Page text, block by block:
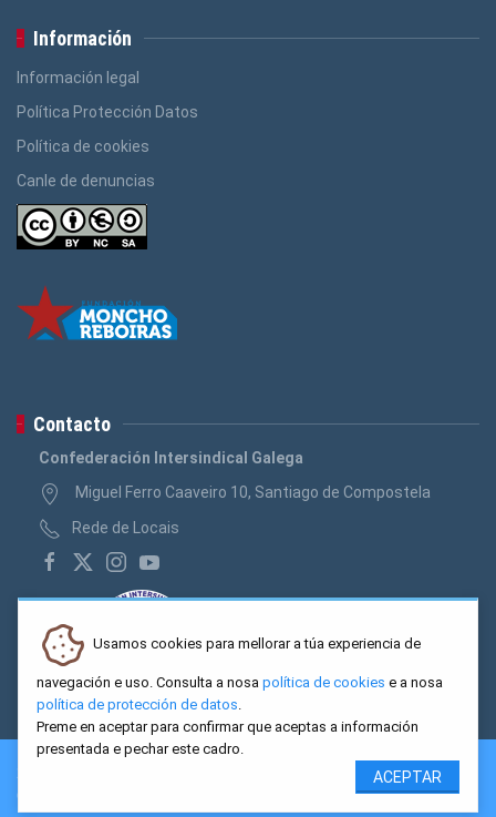
Información
Información legal
Política Protección Datos
Política de cookies
Canle de denuncias
Contacto
Confederación Intersindical Galega
Miguel Ferro Caaveiro 10, Santiago de Compostela
Rede de Locais
2026 CIG. Confederación Intersindical Galega - Miguel Ferro
Caaveiro 10, Santiago de Compostela
Usamos cookies para mellorar a túa experiencia de
navegación e uso. Consulta a nosa política de cookies e a nosa
política de protección de datos.
Preme en aceptar para confirmar que aceptas a información
presentada e pechar este cadro.
ACEPTAR